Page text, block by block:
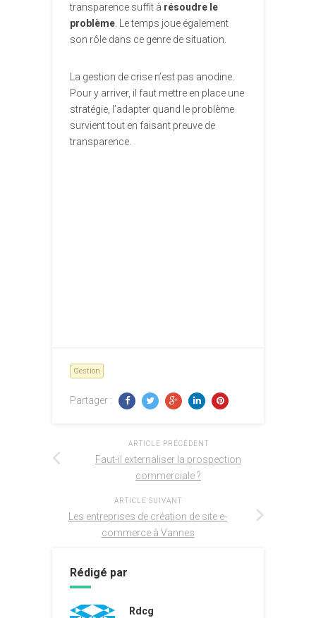
transparence suffit à résoudre le
problème. Le temps joue également
son rôle dans ce genre de situation.
La gestion de crise n’est pas anodine.
Pour y arriver, il faut mettre en place une
stratégie, l’adapter quand le problème
survient tout en faisant preuve de
transparence.
Gestion
Partager :
ARTICLE PRÉCÉDENT
Faut-il externaliser la prospection
commerciale ?
ARTICLE SUIVANT
Les entreprises de création de site e-
commerce à Vannes
Rédigé par
Rdcg